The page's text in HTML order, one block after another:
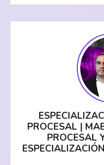
PROCESAL |
PROCESAL